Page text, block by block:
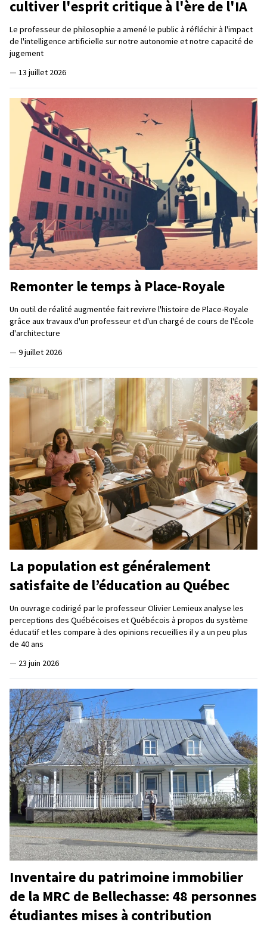
cultiver l'esprit critique à l'ère de l'IA
Le professeur de philosophie a amené le public à réfléchir à l'impact
de l'intelligence artificielle sur notre autonomie et notre capacité de
jugement
— 13 juillet 2026
Remonter le temps à Place-Royale
Un outil de réalité augmentée fait revivre l'histoire de Place-Royale
grâce aux travaux d'un professeur et d'un chargé de cours de l'École
d'architecture
— 9 juillet 2026
La population est généralement
satisfaite de l’éducation au Québec
Un ouvrage codirigé par le professeur Olivier Lemieux analyse les
perceptions des Québécoises et Québécois à propos du système
éducatif et les compare à des opinions recueillies il y a un peu plus
de 40 ans
— 23 juin 2026
Inventaire du patrimoine immobilier
de la MRC de Bellechasse: 48 personnes
étudiantes mises à contribution